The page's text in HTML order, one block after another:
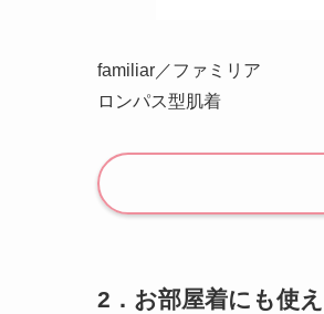
familiar／ファミリア
ロンパス型肌着
2．お部屋着にも使